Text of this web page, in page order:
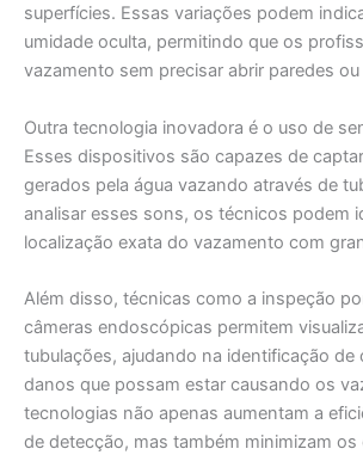
superfícies. Essas variações podem
umidade oculta, permitindo que os
vazamento sem precisar abrir paredes
Outra tecnologia inovadora é o uso de
Esses dispositivos são capazes de
gerados pela água vazando através de
analisar esses sons, os técnicos podem
localização exata do vazamento com
Além disso, técnicas como a inspeção
câmeras endoscópicas permitem
tubulações, ajudando na identificação de
danos que possam estar causando os
tecnologias não apenas aumentam a
de detecção, mas também minimizam os